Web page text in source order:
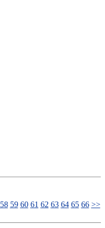
58 59 60 61 62 63 64 65 66 >>